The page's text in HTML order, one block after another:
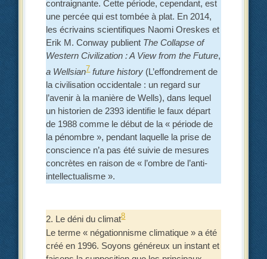
contraignante. Cette période, cependant, est
une percée qui est tombée à plat. En 2014,
les écrivains scientifiques Naomi Oreskes et
Erik M. Conway publient The Collapse of
Western Civilization : A View from the Future,
a Wellsian7future history (L’effondrement de
la civilisation occidentale : un regard sur
l’avenir à la manière de Wells), dans lequel
un historien de 2393 identifie le faux départ
de 1988 comme le début de la « période de
la pénombre », pendant laquelle la prise de
conscience n’a pas été suivie de mesures
concrètes en raison de « l’ombre de l’anti-
intellectualisme ».
2. Le déni du climat8
Le terme « négationnisme climatique » a été
créé en 1996. Soyons généreux un instant et